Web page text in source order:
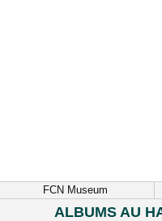
FCN Museum
ALBUMS AU